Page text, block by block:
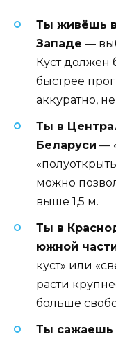
Ты живёшь
Западе —
Куст должен
быстрее
аккуратно,
Ты в
Беларуси —
можно
выше 1,5 м.
Ты в
южной
куст» или
расти
больше
Ты сажаешь